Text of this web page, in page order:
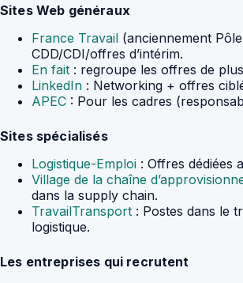
Sites Web généraux
France Travail (anciennement
CDD/CDI/offres d’intérim.
En fait : regroupe les offres de
LinkedIn : Networking + offres
APEC : Pour les cadres
Sites spécialisés
Logistique-Emploi : Offres dédiées
Village de la chaîne
dans la supply chain.
TravailTransport : Postes dans le
logistique.
Les entreprises qui recrutent